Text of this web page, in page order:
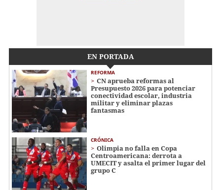
EN PORTADA
REFORMA
CN aprueba reformas al
Presupuesto 2026 para potenciar
conectividad escolar, industria
militar y eliminar plazas
fantasmas
CRÓNICA
Olimpia no falla en Copa
Centroamericana: derrota a
UMECIT y asalta el primer lugar del
grupo C